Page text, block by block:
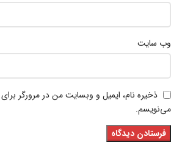
وب‌ سایت
ذخیره نام، ایمیل و وبسایت من در مرورگر
می‌نویسم.